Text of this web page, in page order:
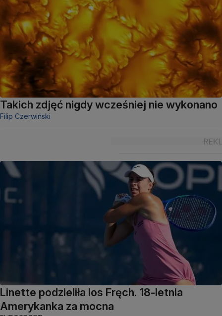
Takich zdjęć nigdy wcześniej nie wykonano
Filip Czerwiński
Linette podzieliła los Fręch. 18-letnia
Amerykanka za mocna